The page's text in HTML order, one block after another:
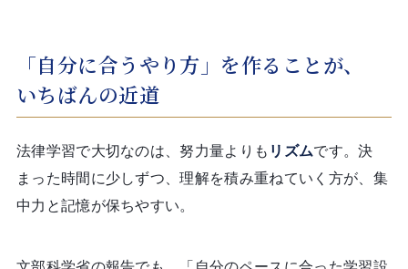
「自分に合うやり方」を作ることが、
いちばんの近道
法律学習で大切なのは、努力量よりも リズムです。決
まった時間に少しずつ、理解を積み重ねていく方が、集
中力と記憶が保ちやすい。